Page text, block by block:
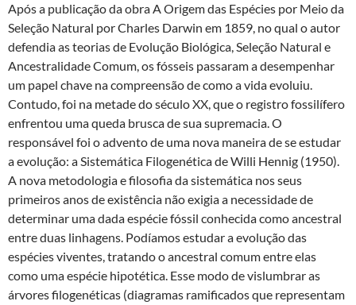
Após a publicação da obra A Origem das Espécies por Meio da
Seleção Natural por Charles Darwin em 1859, no qual o autor
defendia as teorias de Evolução Biológica, Seleção Natural e
Ancestralidade Comum, os fósseis passaram a desempenhar
um papel chave na compreensão de como a vida evoluiu.
Contudo, foi na metade do século XX, que o registro fossilífero
enfrentou uma queda brusca de sua supremacia. O
responsável foi o advento de uma nova maneira de se estudar
a evolução: a Sistemática Filogenética de Willi Hennig (1950).
A nova metodologia e filosofia da sistemática nos seus
primeiros anos de existência não exigia a necessidade de
determinar uma dada espécie fóssil conhecida como ancestral
entre duas linhagens. Podíamos estudar a evolução das
espécies viventes, tratando o ancestral comum entre elas
como uma espécie hipotética. Esse modo de vislumbrar as
árvores filogenéticas (diagramas ramificados que representam